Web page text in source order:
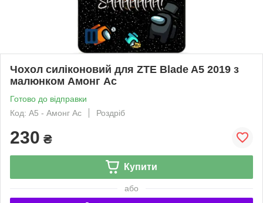
Чохол силіконовий для ZTE Blade A5 2019 з
малюнком Амонг Ас
Готово до відправки
Код: A5 - Амонг Ас
Роздріб
230 ₴
Купити
або